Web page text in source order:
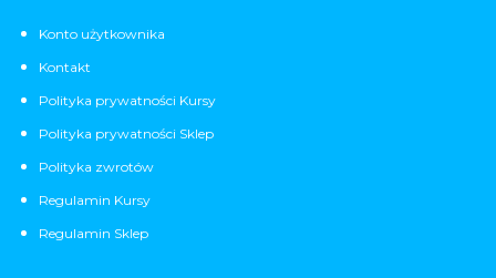
Konto użytkownika
Kontakt
Polityka prywatności Kursy
Polityka prywatności Sklep
Polityka zwrotów
Regulamin Kursy
Regulamin Sklep